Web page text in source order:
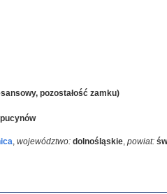
pozostałość zamku)
, województwo: dolnośląskie, powiat: